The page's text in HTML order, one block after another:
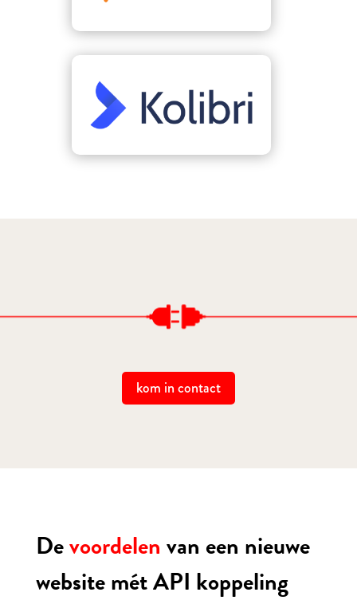
kom in contact
Devoordelen van een nieuwe
website mét API koppeling